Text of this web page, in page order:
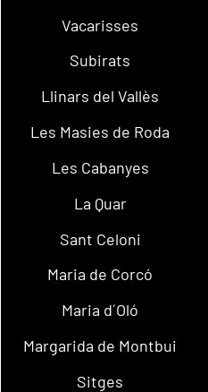
Vacarisses
Subirats
Llinars del Vallès
Les Masies de Roda
Les Cabanyes
La Quar
Sant Celoni
Maria de Corcó
Maria d´Oló
Margarida de Montbui
Sitges